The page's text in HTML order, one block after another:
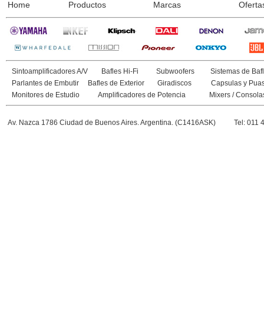
Home Productos Marcas
Sintoamplificadores A/V Bafles Hi-Fi Subwoofers
Sistemas de
Parlantes de Embutir
Bafles de Exterior Giradiscos
Capsulas y
Monitores de Estudio
Amplificadores de Potencia Mixers /
Av. Nazca 1786 Ciudad de Buenos Aires. Argentina. (C1416ASK) Tel: 011